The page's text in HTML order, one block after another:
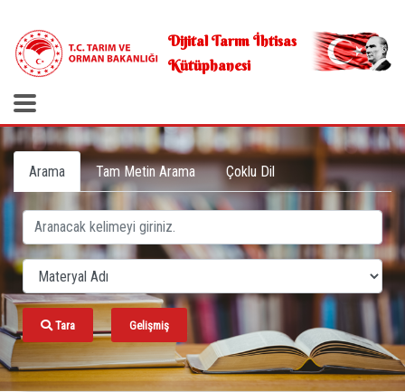
Dijital Tarım İhtisas
Kütüphanesi
Arama Tam Metin Arama Çoklu Dil
Tara Gelişmiş